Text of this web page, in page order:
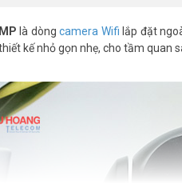
là dòngcamera Wifi lắp đặt
kế nhỏ gọn nhẹ, cho tầm quan